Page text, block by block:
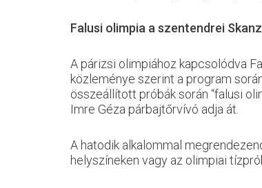
Falusi olimpia a szentendrei
A párizsi olimpiához kapcsolódva
közleménye szerint a program
összeállított próbák során “falusi
Imre Géza párbajtőrvívó adja át.
A hatodik alkalommal
helyszíneken vagy az olimpiai